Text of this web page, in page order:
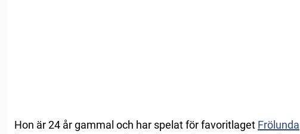
Hon är 24 år gammal och har spelat för favoritlaget Frölunda